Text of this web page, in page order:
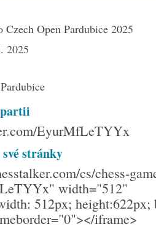
Czech Open Pardubice 2025
2025
EyurMfLeTYYx
stránky
cs/chess-
width="512"
512px; height:622px;
iframe>